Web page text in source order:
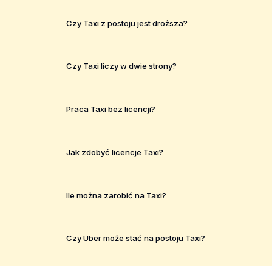
Czy Taxi z postoju jest droższa?
Czy Taxi liczy w dwie strony?
Praca Taxi bez licencji?
Jak zdobyć licencje Taxi?
Ile można zarobić na Taxi?
Czy Uber może stać na postoju Taxi?